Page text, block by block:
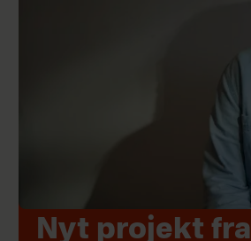
Nyt projekt fra